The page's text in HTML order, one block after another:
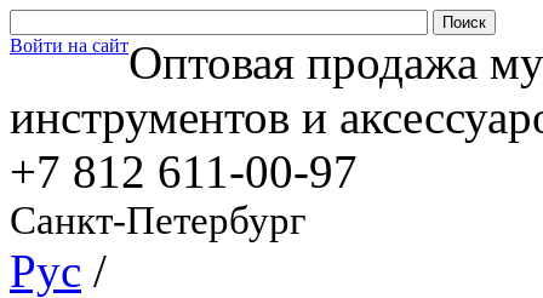
Войти на сайтОптовая продажа
инструментов и
+7 812 611-00-97
Санкт-Петербург
Рус /